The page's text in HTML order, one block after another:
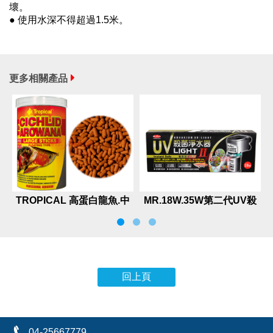
壞。
● 使用水深不得超過1.5米。
更多相關產品
TROPICAL 高蛋白龍魚.中
MR.18W.35W第二代UV殺
回上頁